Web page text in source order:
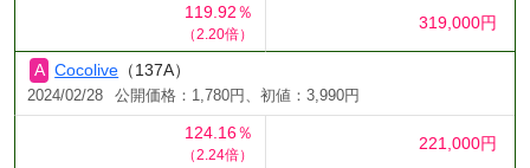
119.92％
（2.20倍）
319,000円
Cocolive （137A）
2024/02/28 公開価格：1,780円、初値：3,990円
124.16％
（2.24倍）
221,000円